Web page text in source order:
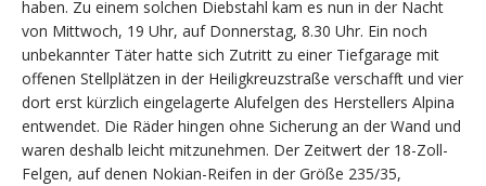
haben. Zu einem solchen Diebstahl kam es nun in der Nacht
von Mittwoch, 19 Uhr, auf Donnerstag, 8.30 Uhr. Ein noch
unbekannter Täter hatte sich Zutritt zu einer Tiefgarage mit
offenen Stellplätzen in der Heiligkreuzstraße verschafft und vier
dort erst kürzlich eingelagerte Alufelgen des Herstellers Alpina
entwendet. Die Räder hingen ohne Sicherung an der Wand und
waren deshalb leicht mitzunehmen. Der Zeitwert der 18-Zoll-
Felgen, auf denen Nokian-Reifen in der Größe 235/35,